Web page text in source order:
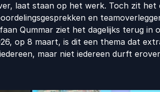
laat staan op het werk. Toch zit het
en
Qummar ziet het dagelijks terug in
op 8 maart, is dit een thema dat
maar niet iedereen durft